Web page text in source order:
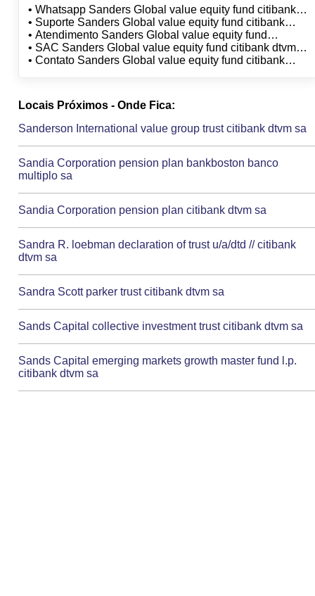
• Whatsapp Sanders Global value equity fund citibank
dtvm sa
• Suporte Sanders Global value equity fund citibank
dtvm sa
• Atendimento Sanders Global value equity fund
citibank dtvm sa
• SAC Sanders Global value equity fund citibank dtvm
sa
• Contato Sanders Global value equity fund citibank
Locais Próximos - Onde Fica:
Sanderson International value group trust citibank dtvm sa
Sandia Corporation pension plan bankboston banco
multiplo sa
Sandia Corporation pension plan citibank dtvm sa
Sandra R. loebman declaration of trust u/a/dtd // citibank
dtvm sa
Sandra Scott parker trust citibank dtvm sa
Sands Capital collective investment trust citibank dtvm sa
Sands Capital emerging markets growth master fund l.p.
citibank dtvm sa